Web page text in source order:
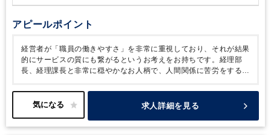
アピールポイント
経営者が「職員の働きやすさ」を非常に重視しており、それが結果
的にサービスの質にも繋がるというお考えをお持ちです。経理部
長、経理課長と非常に穏やかなお人柄で、人間関係に苦労をするよ
の機会が非常に多い環境ですので、長期勤務を前提とした働き方が
イメージしやすい職場です。
求人詳細を見る